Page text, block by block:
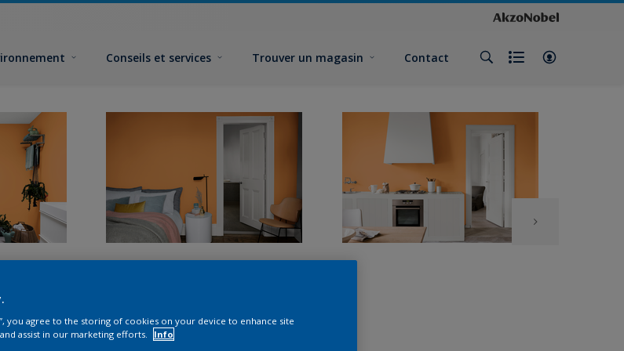
Conseils et services Trouver un magasin Contact
you agree to the storing of cookies on your device to enhance site
assist in our marketing efforts.
Info